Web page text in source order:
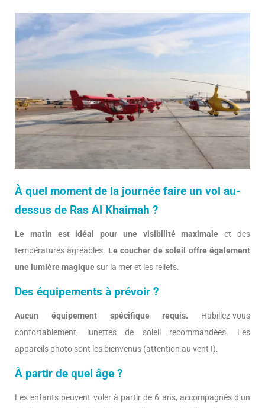
À quel moment de la journée faire un vol au-
dessus de Ras Al Khaimah ?
Le matin est idéal pour une visibilité maximale et des
températures agréables. Le coucher de soleil offre également
une lumière magique sur la mer et les reliefs.
Des équipements à prévoir ?
Aucun équipement spécifique requis. Habillez-vous
confortablement, lunettes de soleil recommandées. Les
appareils photo sont les bienvenus (attention au vent !).
À partir de quel âge ?
Les enfants peuvent voler à partir de 6 ans, accompagnés d’un